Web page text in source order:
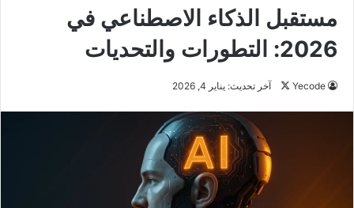
مستقبل الذكاء الاصطناعي في
2026: التطورات والتحديات
Yecode
تابعآخر تحديث: يناير 4, 2026